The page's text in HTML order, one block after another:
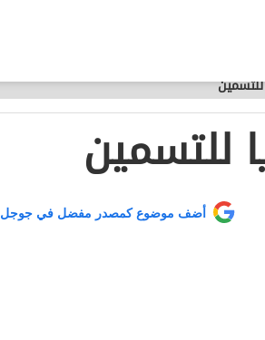
للتسمين
أضف موضوع كمصدر مفضل في جوجل